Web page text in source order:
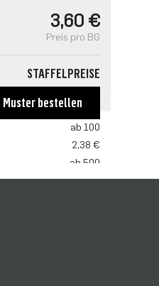
3,60 €
Preis pro BG
STAFFELPREISE
3,60 €
ab 100
2,38 €
ab 500
1,83 €
Muster bestellen